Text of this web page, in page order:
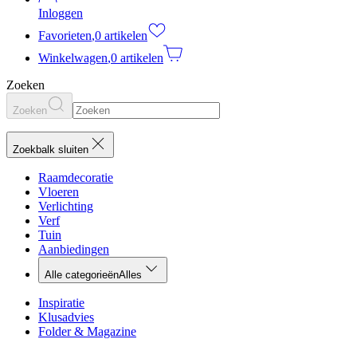
Inloggen
Favorieten,0 artikelen
Winkelwagen,0 artikelen
Zoeken
Zoeken
Zoekbalk sluiten
Raamdecoratie
Vloeren
Verlichting
Verf
Tuin
Aanbiedingen
Alle categorieënAlles
Inspiratie
Klusadvies
Folder & Magazine